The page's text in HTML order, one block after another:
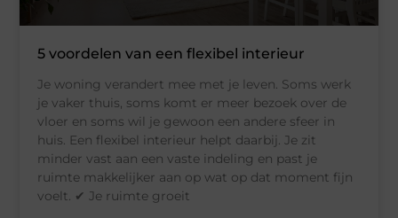
5 voordelen van een flexibel interieur
Je woning verandert mee met je leven. Soms werk
je vaker thuis, soms komt er meer bezoek over de
vloer en soms wil je gewoon een andere sfeer in
huis. Een flexibel interieur helpt daarbij. Je zit
minder vast aan een vaste indeling en past je
ruimte makkelijker aan op wat op dat moment fijn
voelt. ✔ Je ruimte groeit